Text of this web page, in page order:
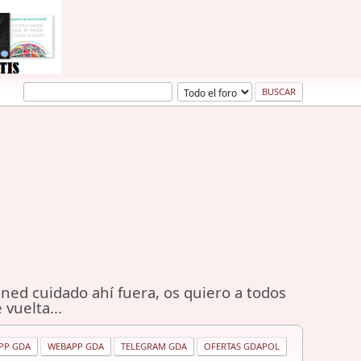
cuidado ahí fuera, os quiero a todos
vuelta...
GDA WEBAPP GDA TELEGRAM GDA OFERTAS GDAPOL